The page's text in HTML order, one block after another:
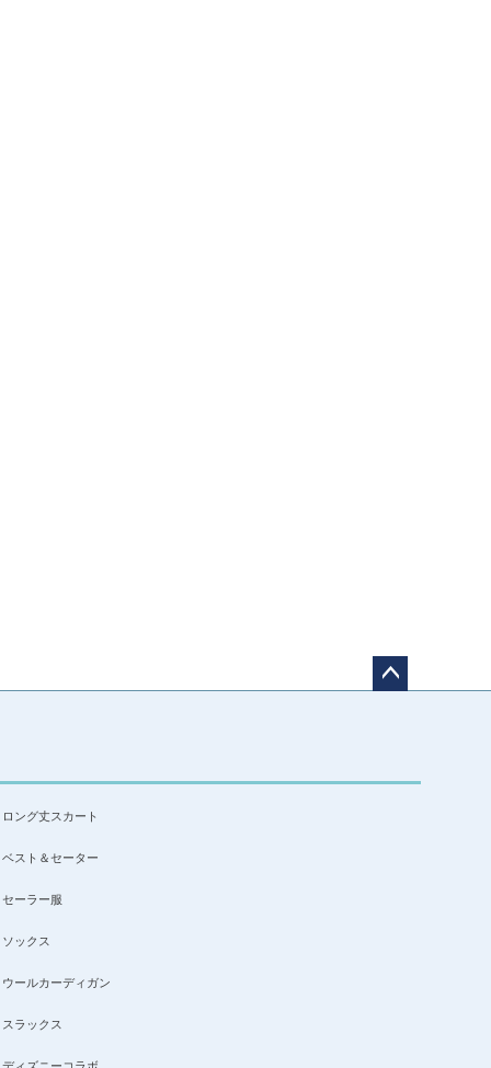
ロング丈スカート
ベスト＆セーター
セーラー服
ソックス
ウールカーディガン
スラックス